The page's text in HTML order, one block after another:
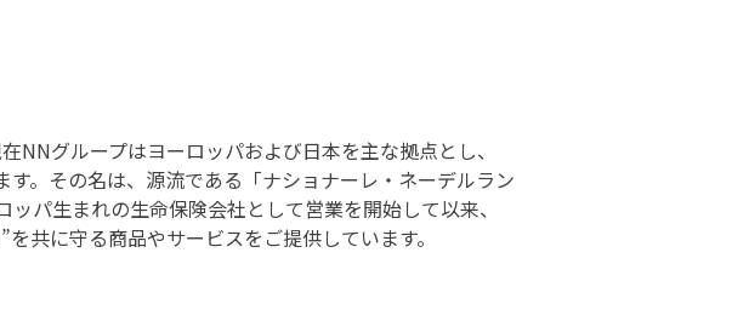
グループはヨーロッパおよび日本を主な拠点とし、
。その名は、源流である「ナショナーレ・ネーデルラン
パ生まれの生命保険会社として営業を開始して以来、
共に守る商品やサービスをご提供しています。